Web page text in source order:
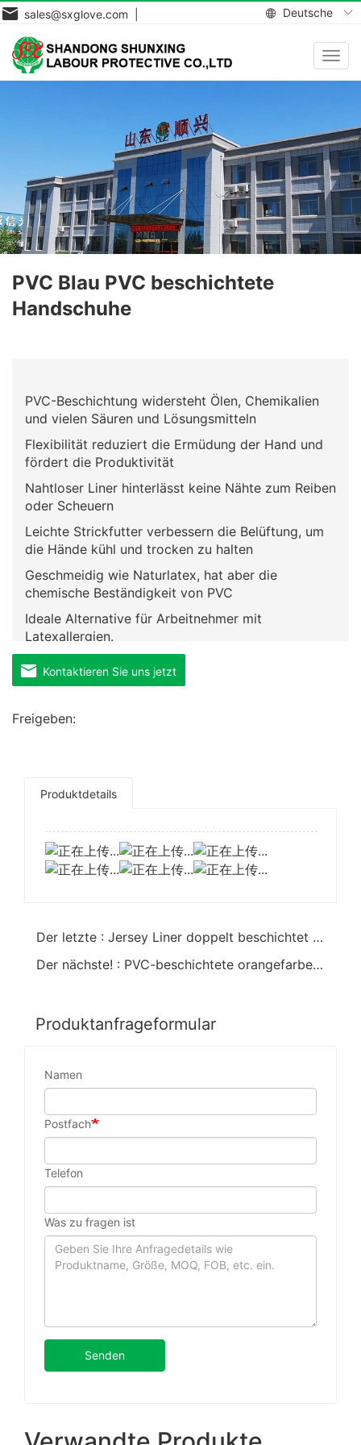
Deutsche
sales@sxglove.com |
PVC Blau PVC beschichtete
Handschuhe
PVC-Beschichtung widersteht Ölen, Chemikalien
und vielen Säuren und Lösungsmitteln
Flexibilität reduziert die Ermüdung der Hand und
fördert die Produktivität
Nahtloser Liner hinterlässt keine Nähte zum Reiben
oder Scheuern
Leichte Strickfutter verbessern die Belüftung, um
die Hände kühl und trocken zu halten
Geschmeidig wie Naturlatex, hat aber die
chemische Beständigkeit von PVC
Ideale Alternative für Arbeitnehmer mit
Latexallergien.
Kontaktieren Sie uns jetzt
Freigeben:
Produktdetails
Der letzte : Jersey Liner doppelt beschichtet mit schwarzen PVC 12-Zoll-Chemikalienhandschuhen
Der nächste! : PVC-beschichtete orangefarbene Sicherheitshandschuhe
Produktanfrageformular
Namen
Postfach
Telefon
Was zu fragen ist
Senden